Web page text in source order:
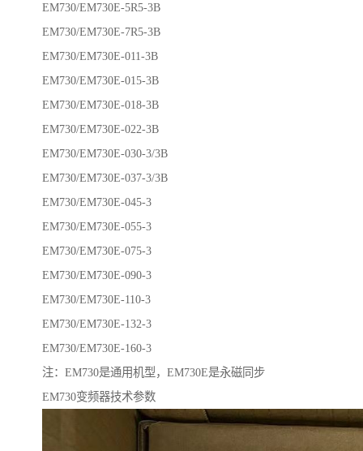
EM730/EM730E-5R5-3B
EM730/EM730E-7R5-3B
EM730/EM730E-011-3B
EM730/EM730E-015-3B
EM730/EM730E-018-3B
EM730/EM730E-022-3B
EM730/EM730E-030-3/3B
EM730/EM730E-037-3/3B
EM730/EM730E-045-3
EM730/EM730E-055-3
EM730/EM730E-075-3
EM730/EM730E-090-3
EM730/EM730E-110-3
EM730/EM730E-132-3
EM730/EM730E-160-3
注：EM730是通用机型，EM730E是永磁同步
EM730变频器技术参数